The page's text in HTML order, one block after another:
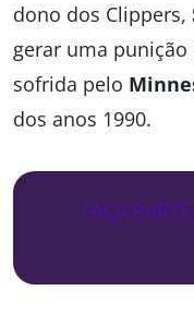
dono dos Clippers,
gerar uma
sofrida pelo
dos anos 1990.
FAÇA